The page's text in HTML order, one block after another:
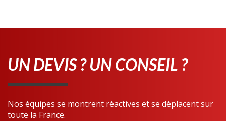
UN DEVIS ? UN CONSEIL ?
Nos équipes se montrent réactives et se déplacent sur
toute la France.